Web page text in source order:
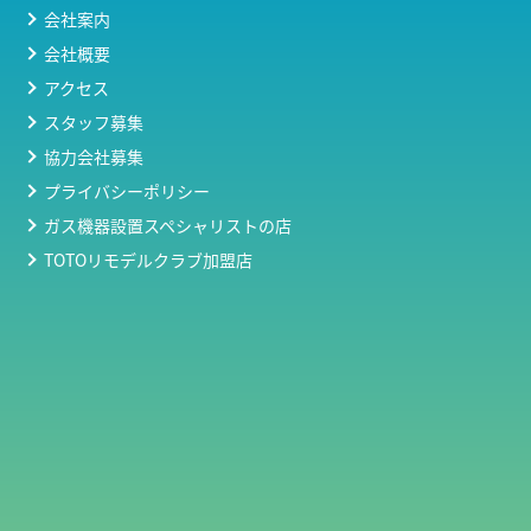
会社案内
会社概要
アクセス
スタッフ募集
協力会社募集
プライバシーポリシー
ガス機器設置スペシャリストの店
TOTOリモデルクラブ加盟店